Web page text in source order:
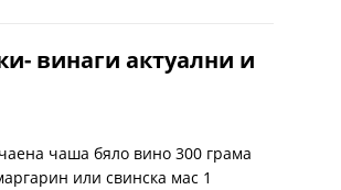
винаги актуални и
чаша бяло вино 300 грама
или свинска мас 1